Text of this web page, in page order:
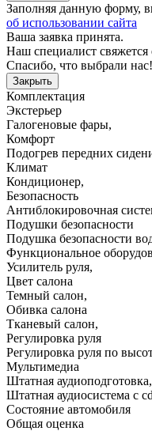
Заполняя данную форму,
об использовании сайта
Ваша заявка принята.
Наш специалист
Спасибо, что выбрали нас!
Закрыть
Комплектация
Экстерьер
Галогеновые фары,
Комфорт
Подогрев передних
Климат
Кондиционер,
Безопасность
Антиблокировочная
Подушки безопасности
Подушка безопасности
Функциональное
Усилитель руля,
Цвет салона
Темный салон,
Обивка салона
Тканевый салон,
Регулировка руля
Регулировка руля по
Мультимедиа
Штатная аудиоподготовка,
Штатная аудиосистема с cd
Состояние автомобиля
Общая оценка